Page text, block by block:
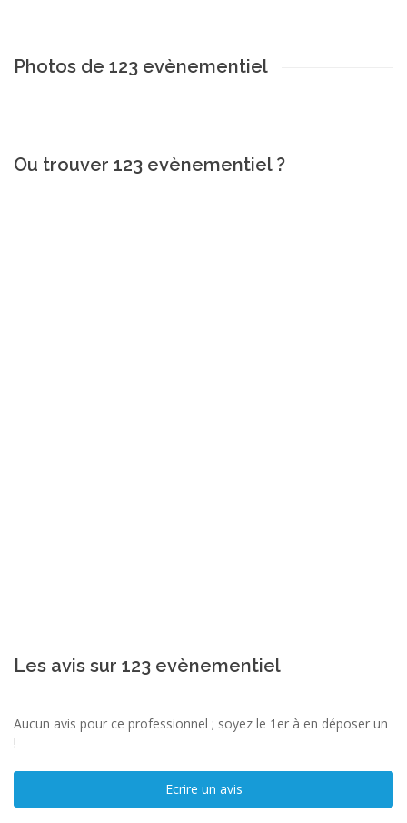
Photos de 123 evènementiel
Ou trouver 123 evènementiel ?
Les avis sur 123 evènementiel
Aucun avis pour ce professionnel ; soyez le 1er à en déposer un
!
Ecrire un avis